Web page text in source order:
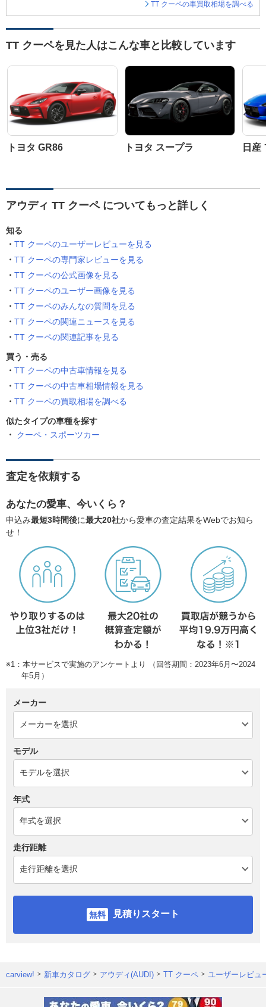
TT クーペの車買取相場を調べる
TT クーペを見た人はこんな車と比較しています
トヨタ GR86 トヨタ スープラ 日産
アウディ TT クーペ についてもっと詳しく
知る
TT クーペのユーザーレビューを見る
TT クーペの専門家レビューを見る
TT クーペの公式画像を見る
TT クーペのユーザー画像を見る
TT クーペのみんなの質問を見る
TT クーペの関連ニュースを見る
TT クーペの関連記事を見る
買う・売る
TT クーペの中古車情報を見る
TT クーペの中古車相場情報を見る
TT クーペの買取相場を調べる
似たタイプの車種を探す
クーペ・スポーツカー
査定を依頼する
あなたの愛車、今いくら？
申込み最短3時間後に最大20社から愛車の査定結果をWebでお知ら
せ！
※1：本サービスで実施のアンケートより （回答期間：2023年6月〜2024
年5月）
メーカー
モデル
年式
走行距離
見積りスタート
carview! 新車カタログ アウディ(AUDI) TT クーペ ユーザーレビュ